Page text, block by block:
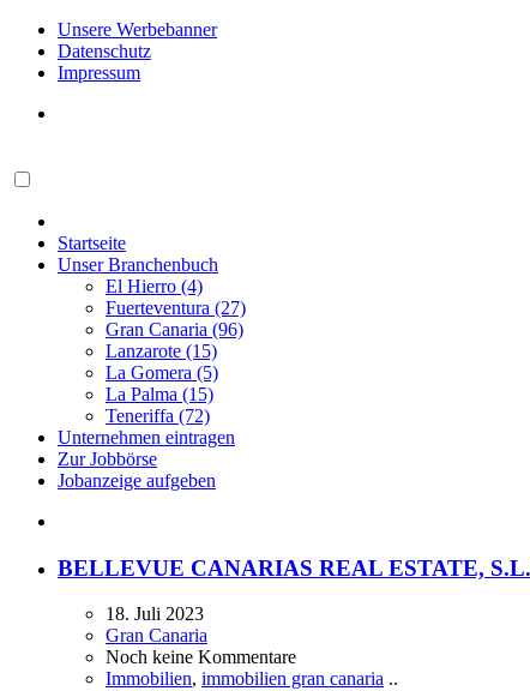
Unsere Werbebanner
Datenschutz
Impressum
Startseite
Unser Branchenbuch
El Hierro (4)
Fuerteventura (27)
Gran Canaria (96)
Lanzarote (15)
La Gomera (5)
La Palma (15)
Teneriffa (72)
Unternehmen eintragen
Zur Jobbörse
Jobanzeige aufgeben
BELLEVUE CANARIAS REAL ESTATE,
18. Juli 2023
Gran Canaria
Noch keine Kommentare
Immobilien, immobilien gran canaria ..